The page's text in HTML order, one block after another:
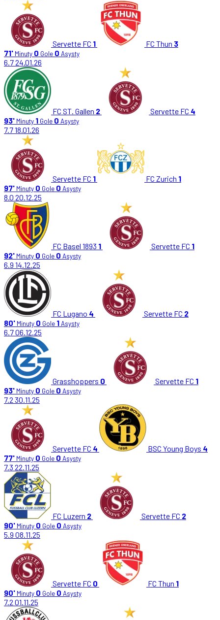
Servette FC 1 FC Thun 3
71' Minuty 0 Gole 0 Asysty
6.724.01.26
FC ST. Gallen 2 Servette FC 4
93' Minuty 1 Gole 0 Asysty
7.718.01.26
Servette FC 1 FC Zurich 1
97' Minuty 0 Gole 0 Asysty
8.0 20.12.25
FC Basel 1893 1 Servette FC 1
92' Minuty 0 Gole 0 Asysty
6.9 14.12.25
FC Lugano 4 Servette FC 2
80' Minuty 0 Gole 1Asysty
6.706.12.25
Grasshoppers 0 Servette FC 1
93' Minuty 0 Gole 0 Asysty
7.2 30.11.25
Servette FC 4 BSC Young Boys 4
77' Minuty 0 Gole 0 Asysty
7.3 22.11.25
FC Luzern 2 Servette FC 2
90' Minuty 0 Gole 0 Asysty
5.9 08.11.25
Servette FC 0 FC Thun 1
90' Minuty 0 Gole 0 Asysty
7.2 01.11.25